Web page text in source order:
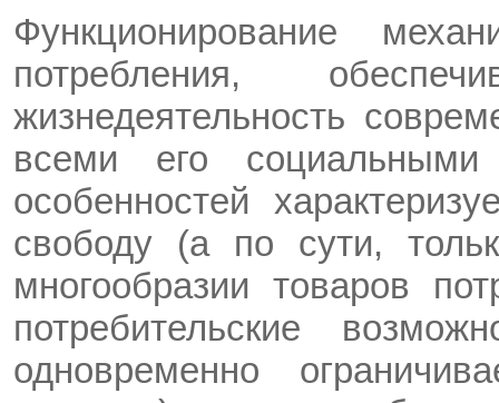
Функционирование
потребления,
жизнедеятельность
всеми его
особенностей
свободу (а по сути,
многообразии товаров
потребительские
одновременно